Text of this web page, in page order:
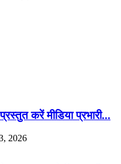
करें मीडिया प्रभारी...
2026